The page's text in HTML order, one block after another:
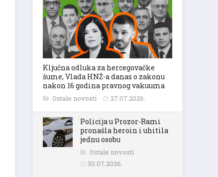
Ključna odluka za hercegovačke
šume, Vlada HNŽ-a danas o zakonu
nakon 16 godina pravnog vakuuma
Ostale novosti 27.07.2026.
Policija u Prozor-Rami
pronašla heroin i uhitila
jednu osobu
Ostale novosti
30.07.2026.